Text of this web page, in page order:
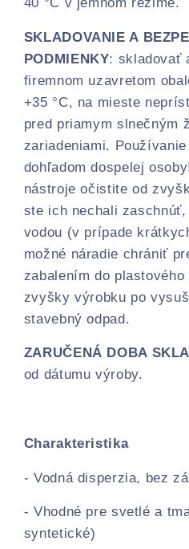
SKLADOVANIE A
PODMIENKY: skladovať
firemnom uzavretom
+35 °C, na mieste
pred priamym slnečným
zariadeniami.
dohľadom dospelej
nástroje očistite od
ste ich nechali
vodou (v prípade
možné náradie chrániť
zabalením do
zvyšky výrobku po
stavebný odpad.
ZARUČENÁ DOBA
od dátumu výroby.
Charakteristika
- Vodná disperzia, bez
- Vhodné pre svetlé a
syntetické)